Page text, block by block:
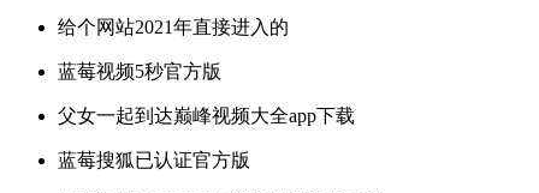
给个网站2021年直接进入的
蓝莓视频5秒官方版
父女一起到达巅峰视频大全app下载
蓝莓搜狐已认证官方版